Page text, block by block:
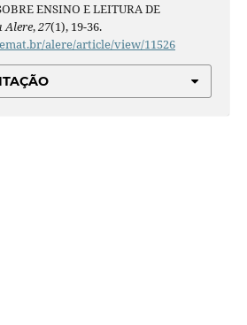
ENSINO E LEITURA DE
Alere,27(1), 19-36.
alere/article/view/11526